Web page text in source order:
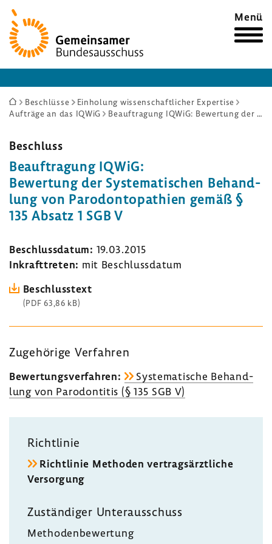
Zur
Startseite
Menü
Sie
sind
Beschlüsse
Einholung wissenschaftlicher Expertise
Aufträge an das IQWiG
Beauftragung IQWiG: Bewertung der Systematischen Behandlung von Parodontopathien gemäß § 135 Absatz 1 SGB V
Beschluss
Beauf­tra­gung IQWiG:
Bewer­tung der Syste­ma­ti­schen Behand­
lung von Parodon­topa­thien gemäß §
135 Absatz 1 SGB V
Beschluss­datum: 19.03.2015
Inkraft­treten: mit Beschluss­datum
Beschluss­text
(PDF 63,86 kB)
Zuge­hö­rige Verfahren
Bewer­tungs­ver­fahren:
Syste­ma­ti­sche Behand­
lung von Parodon­titis (§ 135 SGB V)
Richt­linie
Richt­linie Methoden vertrags­ärzt­liche
Versor­gung
Zustän­diger Unter­aus­schuss
Metho­den­be­wer­tung